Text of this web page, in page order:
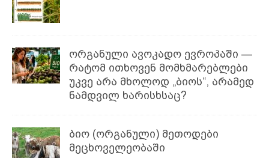
ორგანული ავოკადო ევროპაში —
რატომ ითხოვენ მომხმარებლები
უკვე არა მხოლოდ „ბიოს“, არამედ
ნამდვილ ხარისხსაც?
ბიო (ორგანული) მეთოდები
მეცხოველეობაში